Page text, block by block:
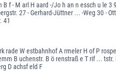
f - M arl H aard -/Jo h an n essch u le 3
27 - Gerhard-Jüttner ... -Weg 30 -
41
rade W estbahnhof A rmeler H of P
B uchenstr. B ö renstraß e T rif ...
D achsf eld F